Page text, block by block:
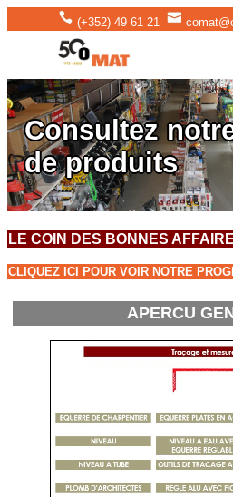
(+352) 49 61 21
Consultez
de produits
LE COIN DES BONNES
CLIQUEZ ICI POUR VOIR NOTRE
APERCU